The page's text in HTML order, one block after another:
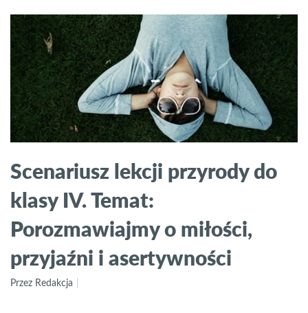
Scenariusz lekcji przyrody do
klasy IV. Temat:
Porozmawiajmy o miłości,
przyjaźni i asertywności
Przez Redakcja